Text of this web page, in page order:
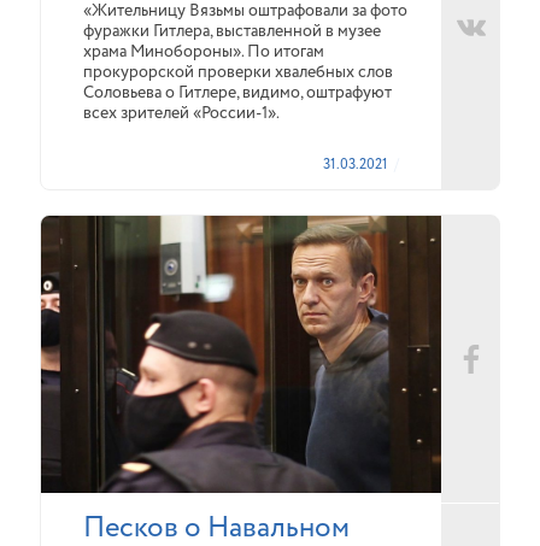
«Жительницу Вязьмы оштрафовали за фото
фуражки Гитлера, выставленной в музее
храма Минобороны». По итогам
прокурорской проверки хвалебных слов
Соловьева о Гитлере, видимо, оштрафуют
всех зрителей «России-1».
31.03.2021
Песков о Навальном